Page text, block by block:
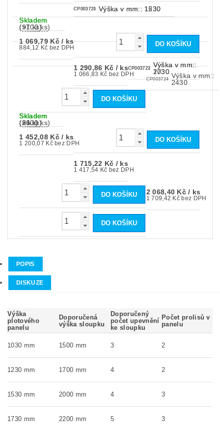
CP003720 Výška v mm:: 1230
Skladem
(97 ks)
1 069,79 Kč/ ks
884,12 Kč bez DPH
CP003721 Výška v mm:: 1530
Skladem
(>100 ks)
1 290,86 Kč/ ks
1 066,83 Kč bez DPH
CP003722 Výška v mm::
1730
Skladem
(86 ks)
1 452,08 Kč/ ks
1 200,07 Kč bez DPH
CP003723 Výška v mm::
2030
Skladem
(>100 ks)
1 715,22 Kč / ks
1 417,54 Kč bez DPH
CP003724 Výška v mm::
2430
Skladem
(2 ks)
2 068,40 Kč/ ks
1 709,42 Kč bez DPH
POPIS
DISKUZE
Výška
plotového
panelu
Doporučená
výška sloupku
Doporučený
počet upevnění
ke sloupku
Počet prolisů v
panelu
1030 mm 1500 mm 3 2
1230 mm 1700 mm 4 2
1530 mm 2000 mm 4 3
1730 mm 2200 mm 5 3